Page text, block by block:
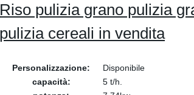
Riso pulizia grano pulizia
pulizia cereali in vendita
Personalizzazione:
Disponibile
capacità:
5 t/h.